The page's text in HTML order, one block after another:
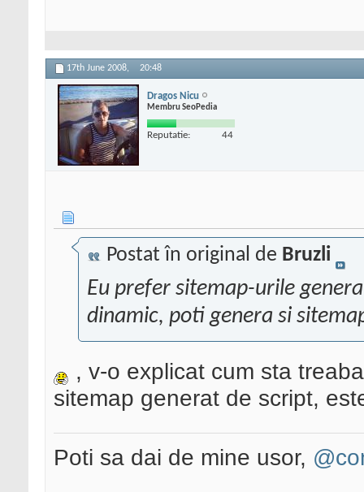
17th June 2008, 20:48
Dragos Nicu
Membru SeoPedia
Reputatie: 44
Postat în original de Bruzli
Eu prefer sitemap-urile
dinamic, poti genera si
, v-o explicat cum sta
sitemap generat de script,
Poti sa dai de mine usor,